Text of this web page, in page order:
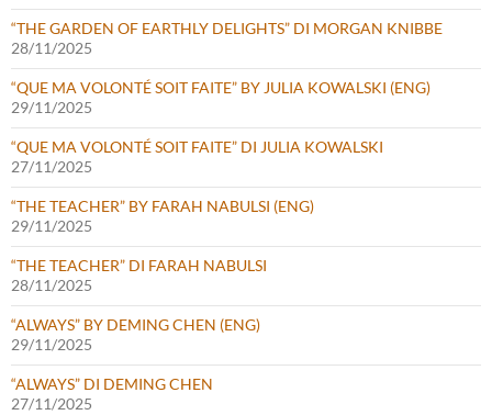
“THE GARDEN OF EARTHLY DELIGHTS” DI MORGAN KNIBBE
28/11/2025
“QUE MA VOLONTÉ SOIT FAITE” BY JULIA KOWALSKI (ENG)
29/11/2025
“QUE MA VOLONTÉ SOIT FAITE” DI JULIA KOWALSKI
27/11/2025
“THE TEACHER” BY FARAH NABULSI (ENG)
29/11/2025
“THE TEACHER” DI FARAH NABULSI
28/11/2025
“ALWAYS” BY DEMING CHEN (ENG)
29/11/2025
“ALWAYS” DI DEMING CHEN
27/11/2025